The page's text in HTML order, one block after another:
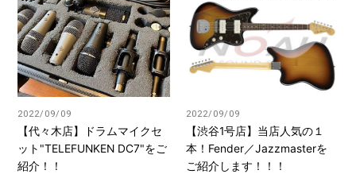
2022/09/09
【代々木店】ドラムマイクセ
ット"TELEFUNKEN DC7"をご
紹介！！
2022/09/09
【渋谷1号店】当店人気の１
本！Fender／Jazzmasterを
ご紹介します！！！